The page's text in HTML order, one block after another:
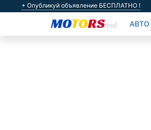
+ Опубликуй объявление БЕСПЛАТНО !
АВТО